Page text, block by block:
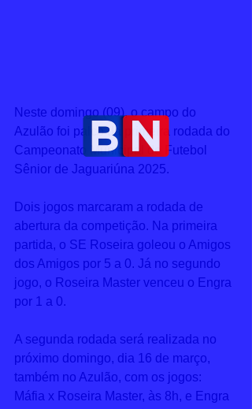
Neste domingo (09), o campo do
Azulão foi palco da primeira rodada do
Campeonato Municipal de Futebol
Sênior de Jaguariúna 2025.
Dois jogos marcaram a rodada de
abertura da competição. Na primeira
partida, o SE Roseira goleou o Amigos
dos Amigos por 5 a 0. Já no segundo
jogo, o Roseira Master venceu o Engra
por 1 a 0.
A segunda rodada será realizada no
próximo domingo, dia 16 de março,
também no Azulão, com os jogos:
Máfia x Roseira Master, às 8h, e Engra